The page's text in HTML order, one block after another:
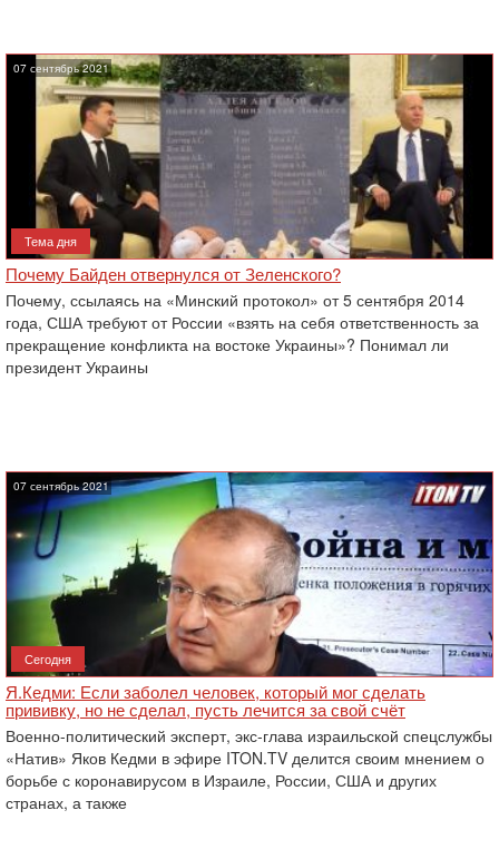
07 сентябрь 2021
Тема дня
Почему Байден отвернулся от Зеленского?
Почему, ссылаясь на «Минский протокол» от 5 сентября 2014
года, США требуют от России «взять на себя ответственность за
прекращение конфликта на востоке Украины»? Понимал ли
президент Украины
07 сентябрь 2021
Сегодня
Я.Кедми: Если заболел человек, который мог сделать
прививку, но не сделал, пусть лечится за свой счёт
Военно-политический эксперт, экс-глава израильской спецслужбы
«Натив» Яков Кедми в эфире ITON.TV делится своим мнением о
борьбе с коронавирусом в Израиле, России, США и других
странах, а также